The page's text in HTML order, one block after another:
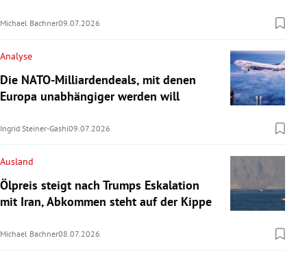
Michael Bachner09.07.2026
Analyse
Die NATO-Milliardendeals, mit denen
Europa unabhängiger werden will
Ingrid Steiner-Gashi09.07.2026
Ausland
Ölpreis steigt nach Trumps Eskalation
mit Iran, Abkommen steht auf der Kippe
Michael Bachner08.07.2026